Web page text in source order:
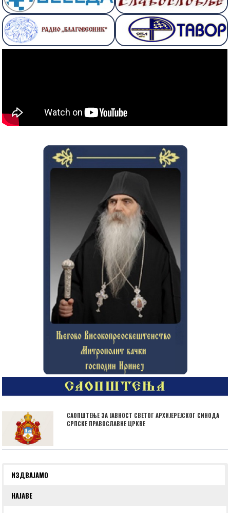
САОПШТЕЊЕ ЗА ЈАВНОСТ СВЕТОГ АРХИЈЕРЕЈСКОГ СИНОДА
СРПСКЕ ПРАВОСЛАВНЕ ЦРКВЕ
ИЗДВАЈАМО
НАЈАВЕ